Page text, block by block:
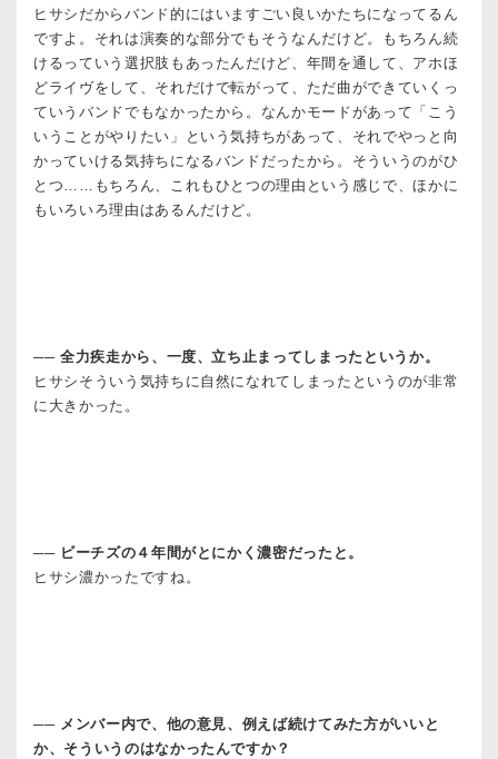
ヒサシ だからバンド的にはいますごい良いかたちになってるん
ですよ。それは演奏的な部分でもそうなんだけど。もちろん続
けるっていう選択肢もあったんだけど、年間を通して、アホほ
どライヴをして、それだけで転がって、ただ曲ができていくっ
ていうバンドでもなかったから。なんかモードがあって「こう
いうことがやりたい」という気持ちがあって、それでやっと向
かっていける気持ちになるバンドだったから。そういうのがひ
とつ……もちろん、これもひとつの理由という感じで、ほかに
もいろいろ理由はあるんだけど。
── 全力疾走から、一度、立ち止まってしまったというか。
ヒサシ そういう気持ちに自然になれてしまったというのが非常
に大きかった。
── ビーチズの４年間がとにかく濃密だったと。
ヒサシ濃かったですね。
── メンバー内で、他の意見、例えば続けてみた方がいいと
か、そういうのはなかったんですか？